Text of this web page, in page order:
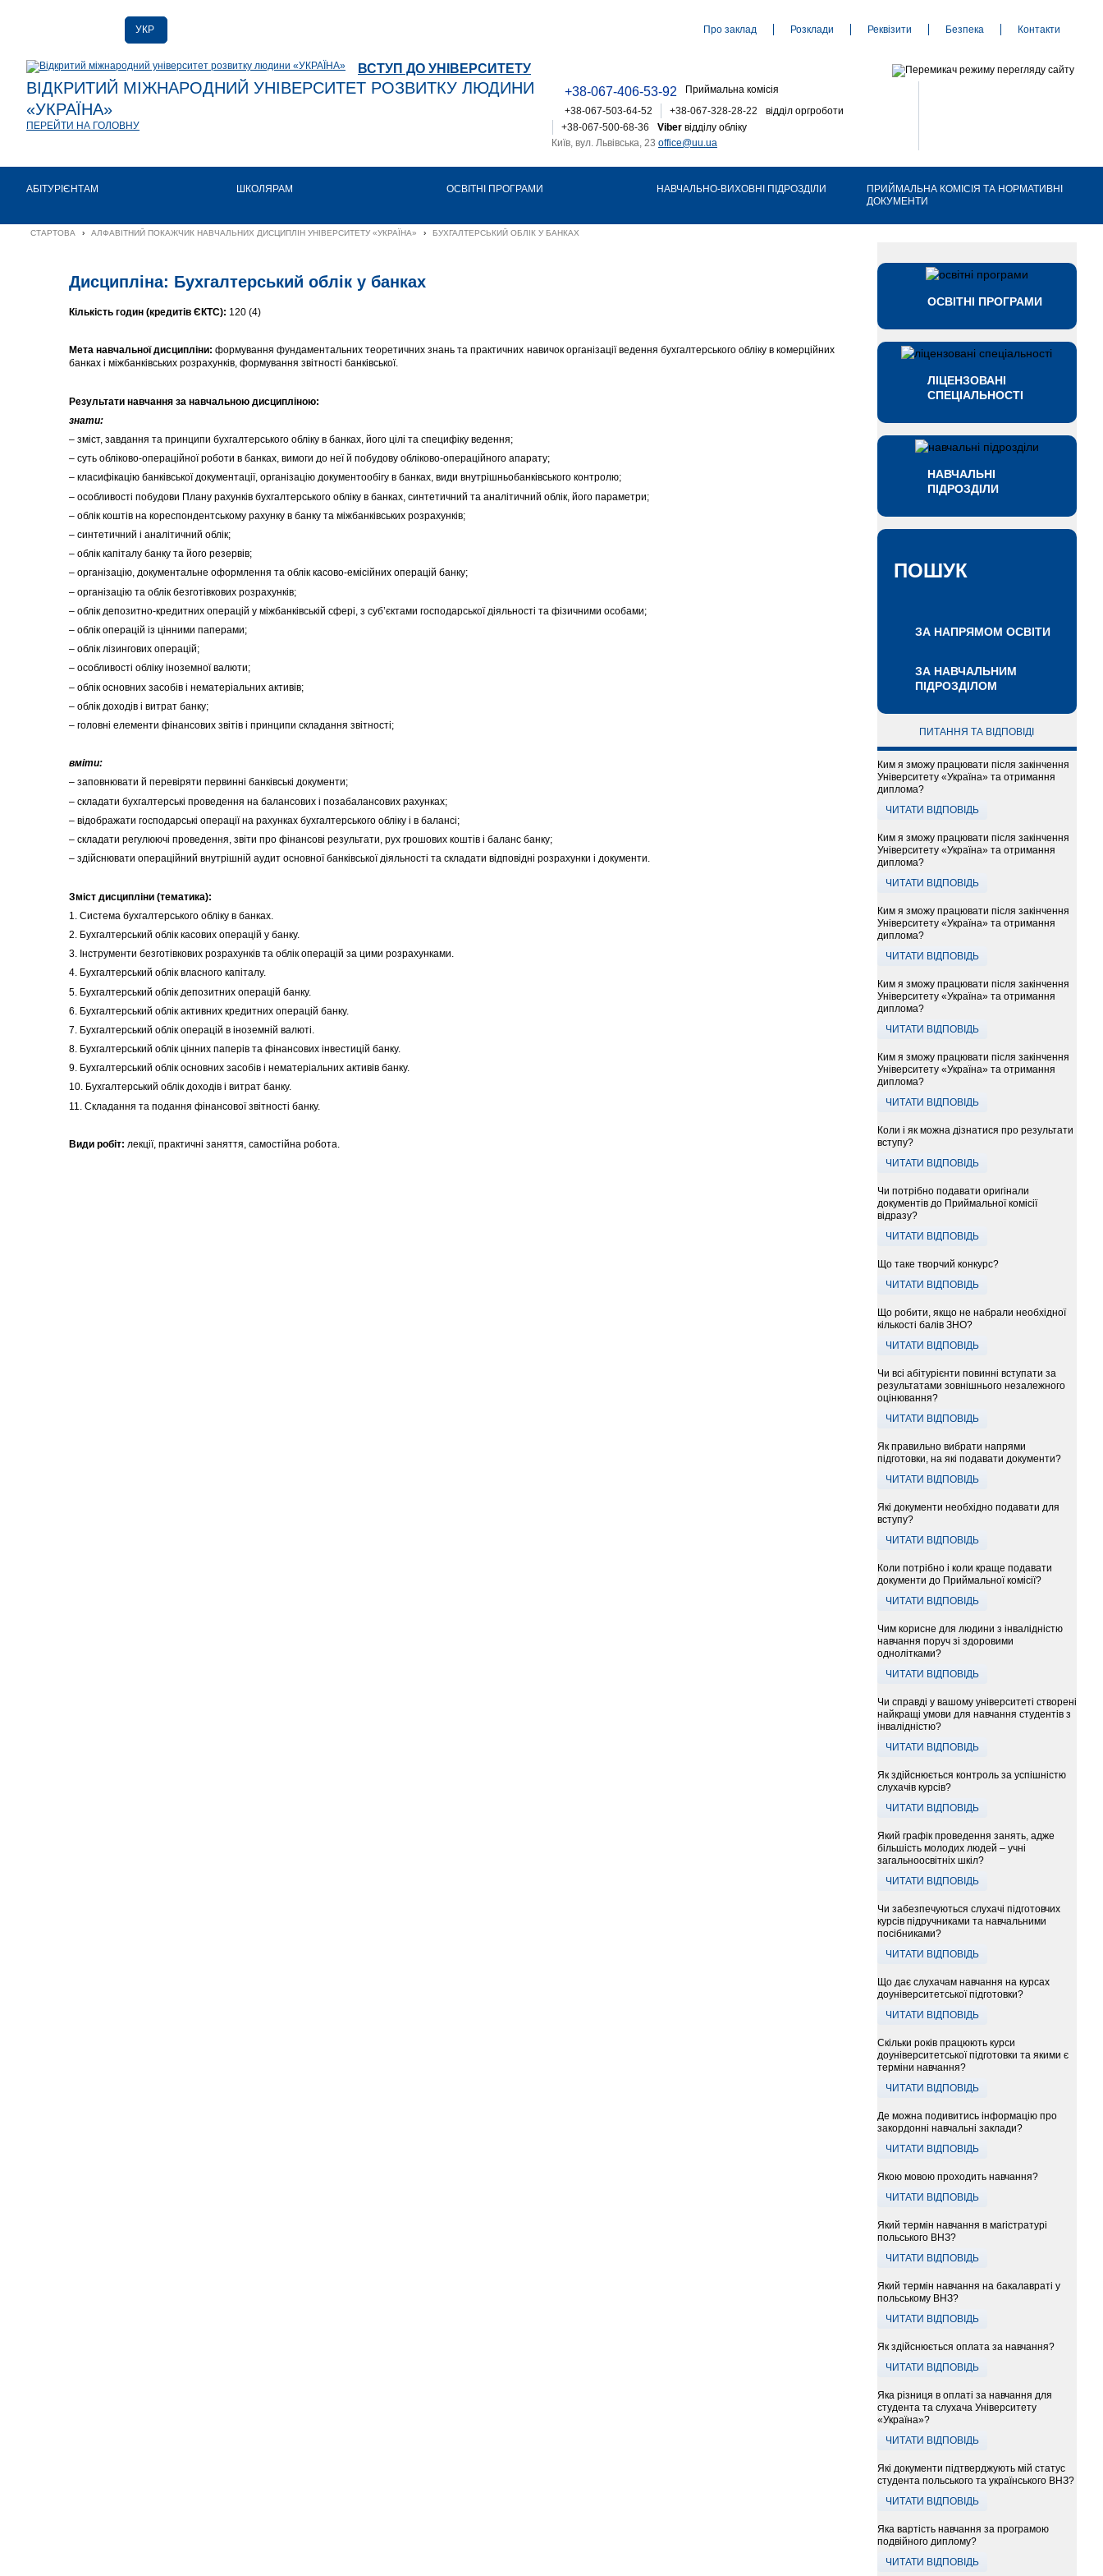
УКР
ENG
Про заклад Розклади Реквізити Безпека Контакти
ВСТУП ДО УНІВЕРСИТЕТУ
ВІДКРИТИЙ МІЖНАРОДНИЙ УНІВЕРСИТЕТ РОЗВИТКУ ЛЮДИНИ
«УКРАЇНА»
ПЕРЕЙТИ НА ГОЛОВНУ
+38-067-406-53-92
Приймальна комісія
відділ оргроботи
+38-067-503-64-52
+38-067-328-28-22
Viber відділу обліку
+38-067-500-68-36
Київ, вул. Львівська, 23 office@uu.ua
АБІТУРІЄНТАМ ШКОЛЯРАМ ОСВІТНІ ПРОГРАМИ НАВЧАЛЬНО-ВИХОВНІ ПІДРОЗДІЛИ
ПРИЙМАЛЬНА КОМІСІЯ ТА НОРМАТИВНІ
ДОКУМЕНТИ
СТАРТОВА › АЛФАВІТНИЙ ПОКАЖЧИК НАВЧАЛЬНИХ ДИСЦИПЛІН УНІВЕРСИТЕТУ «УКРАЇНА» › БУХГАЛТЕРСЬКИЙ ОБЛІК У БАНКАХ
ОСВІТНІ ПРОГРАМИ
ЛІЦЕНЗОВАНІ
СПЕЦІАЛЬНОСТІ
НАВЧАЛЬНІ
ПІДРОЗДІЛИ
ПОШУК
ЗА НАПРЯМОМ ОСВІТИ
ЗА НАВЧАЛЬНИМ
ПІДРОЗДІЛОМ
ПИТАННЯ ТА ВІДПОВІДІ
Ким я зможу працювати після закінчення
Університету «Україна» та отримання
диплома?
ЧИТАТИ ВІДПОВІДЬ
Ким я зможу працювати після закінчення
Університету «Україна» та отримання
диплома?
ЧИТАТИ ВІДПОВІДЬ
Ким я зможу працювати після закінчення
Університету «Україна» та отримання
диплома?
ЧИТАТИ ВІДПОВІДЬ
Ким я зможу працювати після закінчення
Університету «Україна» та отримання
диплома?
ЧИТАТИ ВІДПОВІДЬ
Ким я зможу працювати після закінчення
Університету «Україна» та отримання
диплома?
ЧИТАТИ ВІДПОВІДЬ
Коли і як можна дізнатися про результати
вступу?
ЧИТАТИ ВІДПОВІДЬ
Чи потрібно подавати оригінали
документів до Приймальної комісії
відразу?
ЧИТАТИ ВІДПОВІДЬ
Що таке творчий конкурс?
ЧИТАТИ ВІДПОВІДЬ
Що робити, якщо не набрали необхідної
кількості балів ЗНО?
ЧИТАТИ ВІДПОВІДЬ
Чи всі абітурієнти повинні вступати за
результатами зовнішнього незалежного
оцінювання?
ЧИТАТИ ВІДПОВІДЬ
Як правильно вибрати напрями
підготовки, на які подавати документи?
ЧИТАТИ ВІДПОВІДЬ
Які документи необхідно подавати для
вступу?
ЧИТАТИ ВІДПОВІДЬ
Коли потрібно і коли краще подавати
документи до Приймальної комісії?
ЧИТАТИ ВІДПОВІДЬ
Чим корисне для людини з інвалідністю
навчання поруч зі здоровими
однолітками?
ЧИТАТИ ВІДПОВІДЬ
Чи справді у вашому університеті створені
найкращі умови для навчання студентів з
інвалідністю?
ЧИТАТИ ВІДПОВІДЬ
Як здійснюється контроль за успішністю
слухачів курсів?
ЧИТАТИ ВІДПОВІДЬ
Який графік проведення занять, адже
більшість молодих людей – учні
загальноосвітніх шкіл?
ЧИТАТИ ВІДПОВІДЬ
Чи забезпечуються слухачі підготовчих
курсів підручниками та навчальними
посібниками?
ЧИТАТИ ВІДПОВІДЬ
Що дає слухачам навчання на курсах
доуніверситетської підготовки?
ЧИТАТИ ВІДПОВІДЬ
Скільки років працюють курси
доуніверситетської підготовки та якими є
терміни навчання?
ЧИТАТИ ВІДПОВІДЬ
Де можна подивитись інформацію про
закордонні навчальні заклади?
ЧИТАТИ ВІДПОВІДЬ
Якою мовою проходить навчання?
ЧИТАТИ ВІДПОВІДЬ
Який термін навчання в магістратурі
польського ВНЗ?
ЧИТАТИ ВІДПОВІДЬ
Який термін навчання на бакалавраті у
польському ВНЗ?
ЧИТАТИ ВІДПОВІДЬ
Як здійснюється оплата за навчання?
ЧИТАТИ ВІДПОВІДЬ
Яка різниця в оплаті за навчання для
студента та слухача Університету
«Україна»?
ЧИТАТИ ВІДПОВІДЬ
Які документи підтверджують мій статус
студента польського та українського ВНЗ?
ЧИТАТИ ВІДПОВІДЬ
Яка вартість навчання за програмою
подвійного диплому?
ЧИТАТИ ВІДПОВІДЬ
Дисципліна: Бухгалтерський облік у банках
Кількість годин (кредитів ЄКТС): 120 (4)
Мета навчальної дисципліни: формування фундаментальних теоретичних знань та практичних навичок організації ведення бухгалтерського обліку в комерційних
банках і міжбанківських розрахунків, формування звітності банківської.
Результати навчання за навчальною дисципліною:
знати:
– зміст, завдання та принципи бухгалтерського обліку в банках, його цілі та специфіку ведення;
– суть обліково-операційної роботи в банках, вимоги до неї й побудову обліково-операційного апарату;
– класифікацію банківської документації, організацію документообігу в банках, види внутрішньобанківського контролю;
– особливості побудови Плану рахунків бухгалтерського обліку в банках, синтетичний та аналітичний облік, його параметри;
– облік коштів на кореспондентському рахунку в банку та міжбанківських розрахунків;
– синтетичний і аналітичний облік;
– облік капіталу банку та його резервів;
– організацію, документальне оформлення та облік касово-емісійних операцій банку;
– організацію та облік безготівкових розрахунків;
– облік депозитно-кредитних операцій у міжбанківській сфері, з суб’єктами господарської діяльності та фізичними особами;
– облік операцій із цінними паперами;
– облік лізингових операцій;
– особливості обліку іноземної валюти;
– облік основних засобів і нематеріальних активів;
– облік доходів і витрат банку;
– головні елементи фінансових звітів і принципи складання звітності;
вміти:
– заповнювати й перевіряти первинні банківські документи;
– складати бухгалтерські проведення на балансових і позабалансових рахунках;
– відображати господарські операції на рахунках бухгалтерського обліку і в балансі;
– складати регулюючі проведення, звіти про фінансові результати, рух грошових коштів і баланс банку;
– здійснювати операційний внутрішній аудит основної банківської діяльності та складати відповідні розрахунки і документи.
Зміст дисципліни (тематика):
1. Система бухгалтерського обліку в банках.
2. Бухгалтерський облік касових операцій у банку.
3. Інструменти безготівкових розрахунків та облік операцій за цими розрахунками.
4. Бухгалтерський облік власного капіталу.
5. Бухгалтерський облік депозитних операцій банку.
6. Бухгалтерський облік активних кредитних операцій банку.
7. Бухгалтерський облік операцій в іноземній валюті.
8. Бухгалтерський облік цінних паперів та фінансових інвестицій банку.
9. Бухгалтерський облік основних засобів і нематеріальних активів банку.
10. Бухгалтерський облік доходів і витрат банку.
11. Складання та подання фінансової звітності банку.
Видиробіт: лекції, практичні заняття, самостійна робота.